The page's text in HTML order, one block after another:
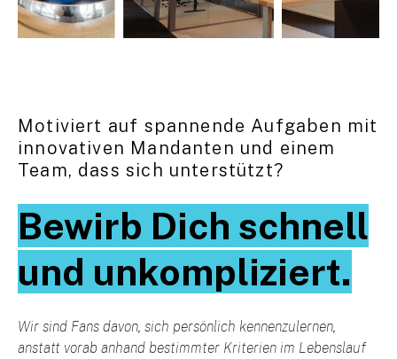
Motiviert auf spannende Aufgaben mit
innovativen Mandanten und einem
Team, dass sich unterstützt?
Bewirb Dich schnell
und unkompliziert.
Wir sind Fans davon, sich persönlich kennenzulernen,
anstatt vorab anhand bestimmter Kriterien im Lebenslauf